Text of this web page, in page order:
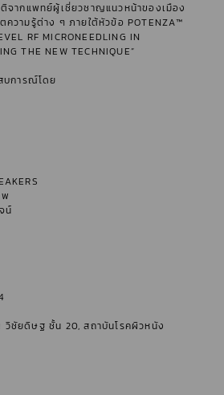
ติจากแพทย์ผู้เชี่ยวชาญแนวหน้าของเมือง
ความรู้ต่าง ๆ ภายใต้หัวข้อ POTENZA™
RF MICRONEEDLING IN
THE NEW TECHNIQUE”
บการณ์โดย
น์
ชัยดิษฐ ชั้น 20, สถาบันโรคผิวหนัง